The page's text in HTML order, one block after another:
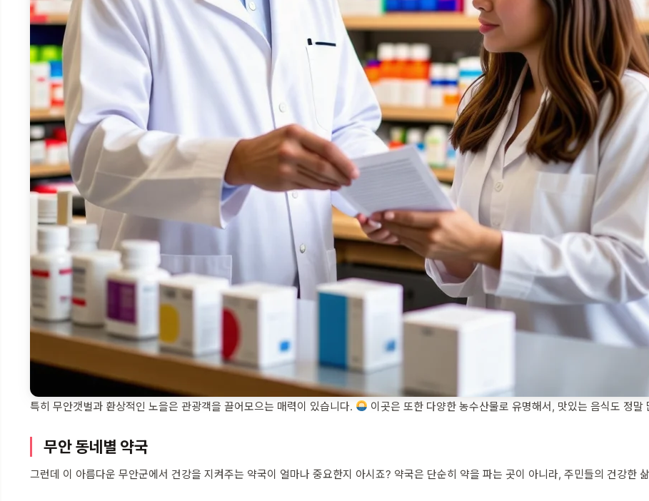
특히 무안갯벌과 환상적인 노을은 관광객을 끌어모으는 매력이 있습니다. 이곳은 또한 다양한 농수산물로 유명해서, 맛있는 음식도 정말
무안 동네별 약국
그런데 이 아름다운 무안군에서 건강을 지켜주는 약국이 얼마나 중요한지 아시죠? 약국은 단순히 약을 파는 곳이 아니라, 주민들의 건강한